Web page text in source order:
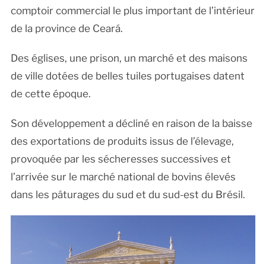
comptoir commercial le plus important de l’intérieur
de la province de Ceará.
Des églises, une prison, un marché et des maisons
de ville dotées de belles tuiles portugaises datent
de cette époque.
Son développement a décliné en raison de la baisse
des exportations de produits issus de l’élevage,
provoquée par les sécheresses successives et
l’arrivée sur le marché national de bovins élevés
dans les pâturages du sud et du sud-est du Brésil.